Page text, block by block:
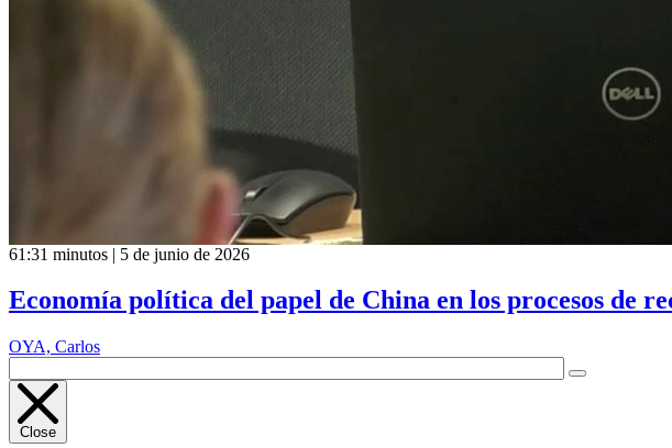
61:31 minutos | 5 de junio de 2026
Economía política del papel de China en los procesos de
OYA, Carlos
Close